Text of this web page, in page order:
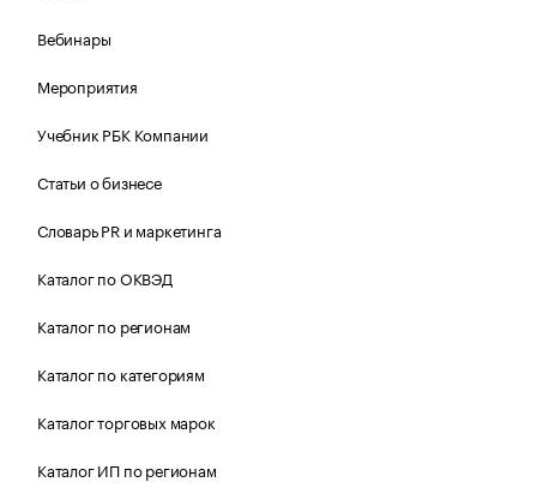
Вебинары
Мероприятия
Учебник РБК Компании
Статьи о бизнесе
Словарь PR и маркетинга
Каталог по ОКВЭД
Каталог по регионам
Каталог по категориям
Каталог торговых марок
Каталог ИП по регионам